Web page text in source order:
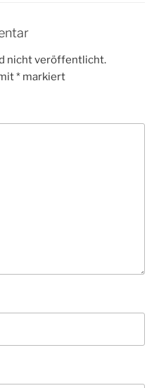
nicht veröffentlicht.
* markiert